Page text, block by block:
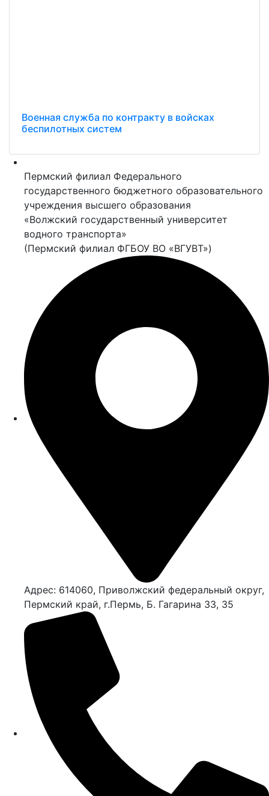
Военная служба по контракту в войсках
беспилотных систем
Пермский филиал Федерального
государственного бюджетного образовательного
учреждения высшего образования
«Волжский государственный университет
водного транспорта»
(Пермский филиал ФГБОУ ВО «ВГУВТ»)
Адрес: 614060, Приволжский федеральный округ,
Пермский край, г.Пермь, Б. Гагарина 33, 35